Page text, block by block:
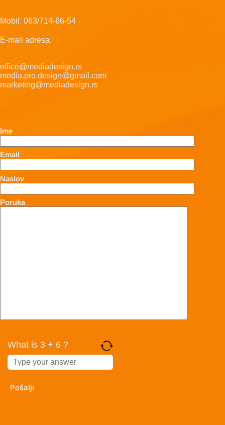
Mobil: 063/714-66-54
E-mail adresa:
office@mediadesign.rs
media.pro.design@gmail.com
marketing@mediadesign.rs
Ime
Email
Naslov
Poruka
What is 3 + 6 ?
Answer
for
3
6